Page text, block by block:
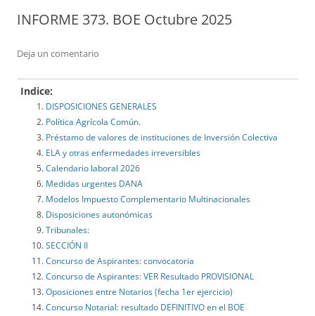
INFORME 373. BOE Octubre 2025
Deja un comentario
Indice:
DISPOSICIONES GENERALES
Política Agrícola Común.
Préstamo de valores de instituciones de Inversión Colectiva
ELA y otras enfermedades irreversibles
Calendario laboral 2026
Medidas urgentes DANA
Modelos Impuesto Complementario Multinacionales
Disposiciones autonómicas
Tribunales:
SECCIÓN II
Concurso de Aspirantes: convocatoria
Concurso de Aspirantes: VER Resultado PROVISIONAL
Oposiciones entre Notarios (fecha 1er ejercicio)
Concurso Notarial: resultado DEFINITIVO en el BOE